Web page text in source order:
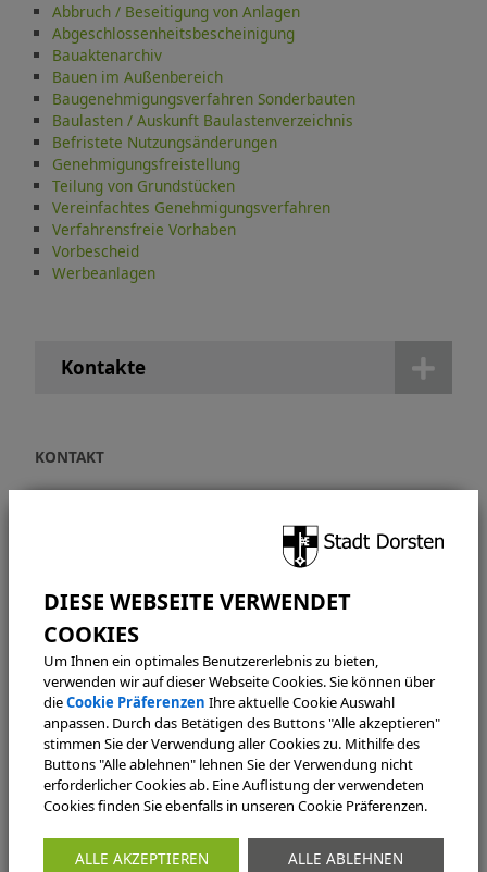
Abbruch / Beseitigung von Anlagen
Abgeschlossenheitsbescheinigung
Bauaktenarchiv
Bauen im Außenbereich
Baugenehmigungsverfahren Sonderbauten
Baulasten / Auskunft Baulastenverzeichnis
Befristete Nutzungsänderungen
Genehmigungsfreistellung
Teilung von Grundstücken
Vereinfachtes Genehmigungsverfahren
Verfahrensfreie Vorhaben
Vorbescheid
Werbeanlagen
Kontakte
KONTAKT
Bauordnungsamt
46284 Dorsten
bauaufsicht@dorsten.de
ÖFFNUNGSZEITEN
Montag
08.00 – 16.00 Uhr
Dienstag
08.00 – 16.00 Uhr
Um Ihnen ein optimales Benutzererlebnis zu bieten,
verwenden wir auf dieser Webseite Cookies. Sie können über
dieCookie Präferenzen Ihre aktuelle Cookie Auswahl
anpassen. Durch das Betätigen des Buttons "Alle akzeptieren"
stimmen Sie der Verwendung aller Cookies zu. Mithilfe des
Buttons "Alle ablehnen" lehnen Sie der Verwendung nicht
erforderlicher Cookies ab. Eine Auflistung der verwendeten
Cookies finden Sie ebenfalls in unseren Cookie Präferenzen.
ALLE AKZEPTIEREN ALLE ABLEHNEN